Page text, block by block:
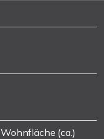
Wohnfläche (ca.)